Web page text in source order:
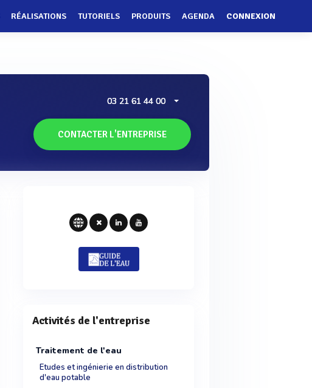
RÉALISATIONS TUTORIELS PRODUITS AGENDA CONNEXION
03 21 61 44 00
CONTACTER L'ENTREPRISE
Activités de l'entreprise
Traitement de l'eau
Etudes et ingénierie en distribution
d'eau potable